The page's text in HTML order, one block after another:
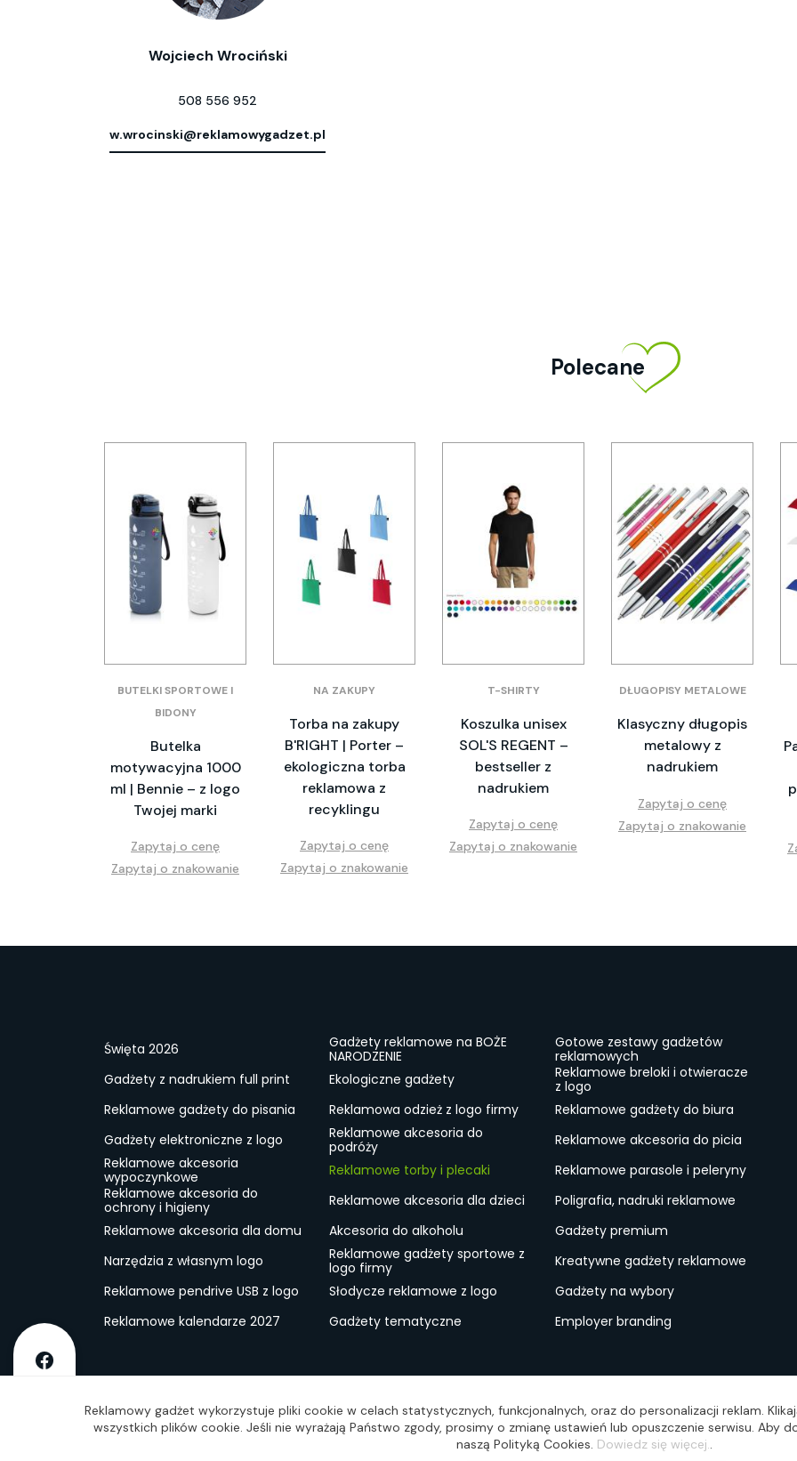
Wojciech Wrociński
508 556 952
w.wrocinski@reklamowygadzet.pl
Polecane
BUTELKI SPORTOWE I
BIDONY
Butelka
motywacyjna 1000
ml | Bennie – z logo
Twojej marki
Zapytaj o cenę
Zapytaj o znakowanie
NA ZAKUPY
Torba na zakupy
B'RIGHT | Porter –
ekologiczna torba
reklamowa z
recyklingu
Zapytaj o cenę
Zapytaj o znakowanie
T-SHIRTY
Koszulka unisex
SOL'S REGENT –
bestseller z
nadrukiem
Zapytaj o cenę
Zapytaj o znakowanie
DŁUGOPISY METALOWE
Klasyczny długopis
metalowy z
nadrukiem
Zapytaj o cenę
Zapytaj o znakowanie
Święta 2026
Gadżety reklamowe na BOŻE
NARODZENIE
Gotowe zestawy gadżetów
reklamowych
Gadżety z nadrukiem full print
Ekologiczne gadżety
Reklamowe breloki i otwieracze
z logo
Reklamowe gadżety do pisania
Reklamowa odzież z logo firmy
Reklamowe gadżety do biura
Gadżety elektroniczne z logo
Reklamowe akcesoria do
podróży
Reklamowe akcesoria do picia
Reklamowe akcesoria
wypoczynkowe
Reklamowe torby i plecaki
Reklamowe parasole i peleryny
Reklamowe akcesoria do
ochrony i higieny
Reklamowe akcesoria dla dzieci
Poligrafia, nadruki reklamowe
Reklamowe akcesoria dla domu
Akcesoria do alkoholu
Gadżety premium
Narzędzia z własnym logo
Reklamowe gadżety sportowe z
logo firmy
Kreatywne gadżety reklamowe
Reklamowe pendrive USB z logo
Słodycze reklamowe z logo
Gadżety na wybory
Reklamowe kalendarze 2027
Gadżety tematyczne Employer branding
Reklamowy gadżet wykorzystuje pliki cookie w celach statystycznych, funkcjonalnych, oraz do personalizacji reklam.
wszystkich plików cookie. Jeśli nie wyrażają Państwo zgody, prosimy o zmianę ustawień lub opuszczenie serwisu. Aby
naszą Polityką Cookies. Dowiedz się więcej..